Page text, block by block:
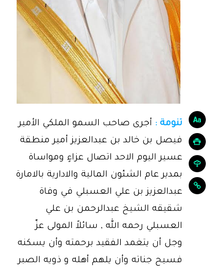
تنومة : أجرى صاحب السمو الملكي الأمير
فيصل بن خالد بن عبدالعزيز أمير منطقة
عسير اليوم الاحد اتصال عزاءٍ ومواساة
بمدير عام الشئون المالية والادارية بالامارة
عبدالعزيز بن علي العسبلي في وفاة
شقيقه الشيخ عبدالرحمن بن علي
العسبلي رحمه الله , سائلاً المولى عزّ
وجل أن يتغمد الفقيد برحمته وأن يسكنه
فسيح جناته وأن يلهم أهله و ذويه الصبر